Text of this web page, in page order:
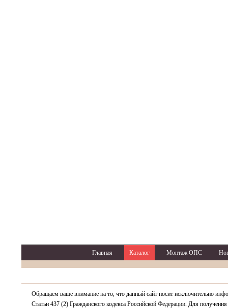
Главная Каталог Монтаж ОПС
Обращаем ваше внимание на то, что данный сайт носит исключительно
Статьи 437 (2) Гражданского кодекса Российской Федерации. Для